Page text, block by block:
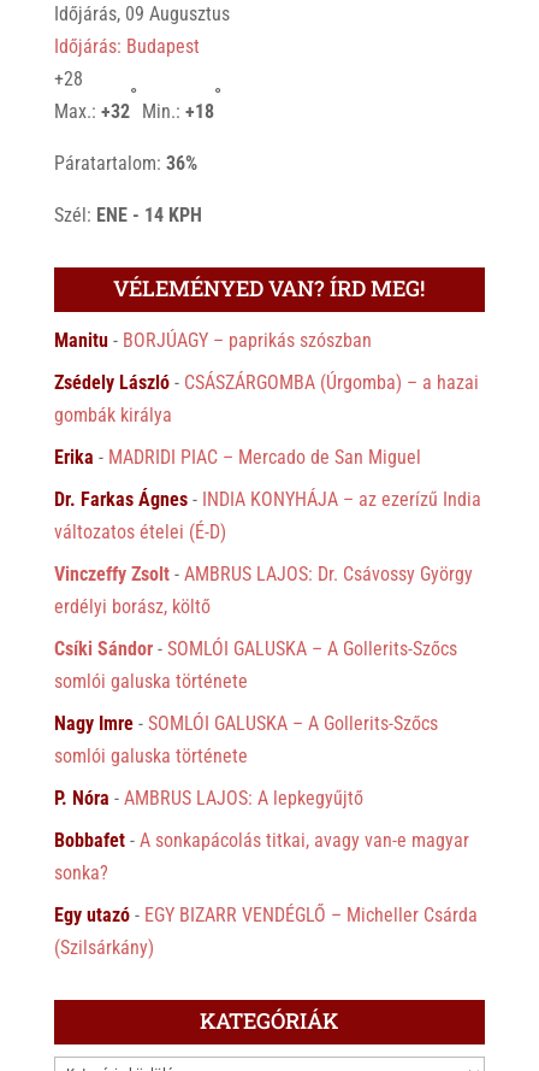
Időjárás, 09 Augusztus
Időjárás: Budapest
+28
Max.: +32
°
Min.: +18
°
Páratartalom: 36%
Szél: ENE - 14 KPH
VÉLEMÉNYED VAN? ÍRD MEG!
Manitu- BORJÚAGY – paprikás szószban
Zsédely László- CSÁSZÁRGOMBA (Úrgomba) – a hazai
gombák királya
Erika - MADRIDI PIAC – Mercado de San Miguel
Dr. Farkas Ágnes- INDIA KONYHÁJA – az ezerízű India
változatos ételei (É-D)
Vinczeffy Zsolt- AMBRUS LAJOS: Dr. Csávossy György
erdélyi borász, költő
Csíki Sándor- SOMLÓI GALUSKA – A Gollerits-Szőcs
somlói galuska története
Nagy Imre- SOMLÓI GALUSKA – A Gollerits-Szőcs
somlói galuska története
P. Nóra - AMBRUS LAJOS: A lepkegyűjtő
Bobbafet- A sonkapácolás titkai, avagy van-e magyar
sonka?
Egy utazó- EGY BIZARR VENDÉGLŐ – Micheller Csárda
(Szilsárkány)
KATEGÓRIÁK